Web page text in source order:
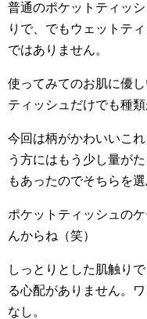
普通のポケットティッ
りで、でもウェットテ
ではありません。
使ってみてのお肌に優
ティッシュだけでも種
今回は柄がかわいいこ
う方にはもう少し量が
もあったのでそちらを選
ポケットティッシュの
んからね（笑）
しっとりとした肌触り
る心配がありません。
なし。